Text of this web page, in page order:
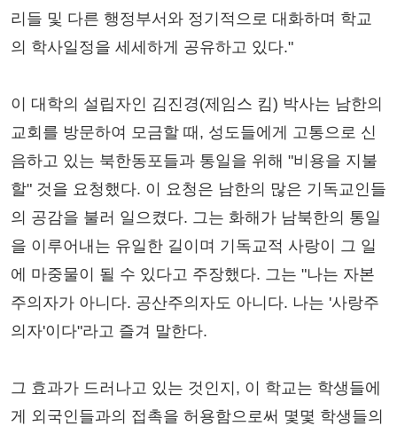
리들 및 다른 행정부서와 정기적으로 대화하며 학교
의 학사일정을 세세하게 공유하고 있다."
이 대학의 설립자인 김진경(제임스 킴) 박사는 남한의
교회를 방문하여 모금할 때, 성도들에게 고통으로 신
음하고 있는 북한동포들과 통일을 위해 "비용을 지불
할" 것을 요청했다. 이 요청은 남한의 많은 기독교인들
의 공감을 불러 일으켰다. 그는 화해가 남북한의 통일
을 이루어내는 유일한 길이며 기독교적 사랑이 그 일
에 마중물이 될 수 있다고 주장했다. 그는 "나는 자본
주의자가 아니다. 공산주의자도 아니다. 나는 '사랑주
의자'이다"라고 즐겨 말한다.
그 효과가 드러나고 있는 것인지, 이 학교는 학생들에
게 외국인들과의 접촉을 허용함으로써 몇몇 학생들의